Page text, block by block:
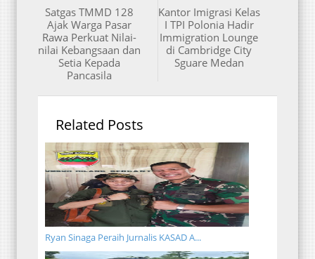
Kantor Imigrasi Kelas
I TPI Polonia Hadir
Immigration Lounge
di Cambridge City
Sguare Medan
Satgas TMMD 128
Ajak Warga Pasar
Rawa Perkuat Nilai-
nilai Kebangsaan dan
Setia Kepada
Pancasila
Related Posts
Ryan Sinaga Peraih Jurnalis KASAD A...